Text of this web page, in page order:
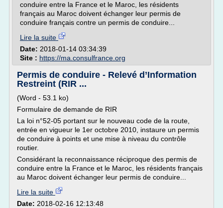
conduire entre la France et le Maroc, les résidents
français au Maroc doivent échanger leur permis de
conduire français contre un permis de conduire...
Lire la suite
Date: 2018-01-14 03:34:39
Site : https://ma.consulfrance.org
Permis de conduire - Relevé d’Information
Restreint (RIR ...
(Word - 53.1 ko)
Formulaire de demande de RIR
La loi n°52-05 portant sur le nouveau code de la route,
entrée en vigueur le 1er octobre 2010, instaure un permis
de conduire à points et une mise à niveau du contrôle
routier.
Considérant la reconnaissance réciproque des permis de
conduire entre la France et le Maroc, les résidents français
au Maroc doivent échanger leur permis de conduire...
Lire la suite
Date: 2018-02-16 12:13:48